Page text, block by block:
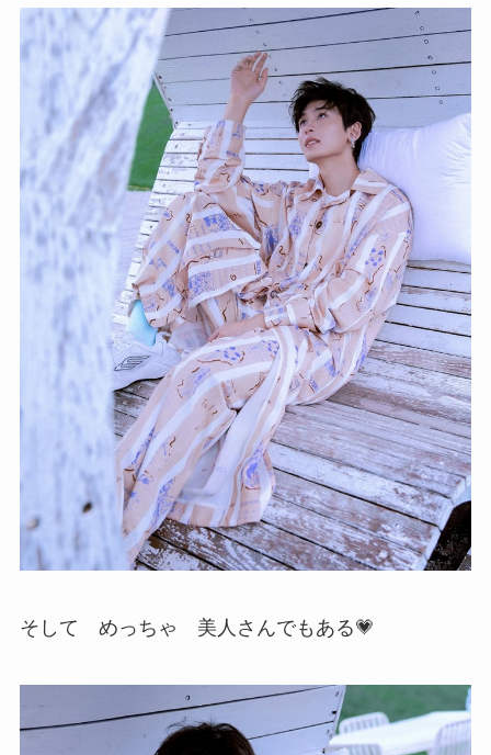
そして めっちゃ 美人さんでもある💗